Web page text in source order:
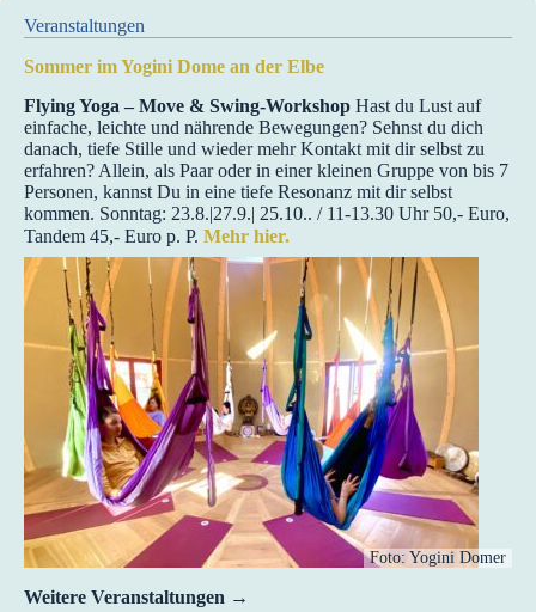
Veranstaltungen
Sommer im Yogini Dome an der Elbe
Flying Yoga – Move & Swing-Workshop Hast du Lust auf
einfache, leichte und nährende Bewegungen? Sehnst du dich
danach, tiefe Stille und wieder mehr Kontakt mit dir selbst zu
erfahren? Allein, als Paar oder in einer kleinen Gruppe von bis 7
Personen, kannst Du in eine tiefe Resonanz mit dir selbst
kommen. Sonntag: 23.8.|27.9.| 25.10.. / 11-13.30 Uhr 50,- Euro,
Tandem 45,- Euro p. P. Mehr hier.
Foto: Yogini Domer
Weitere Veranstaltungen